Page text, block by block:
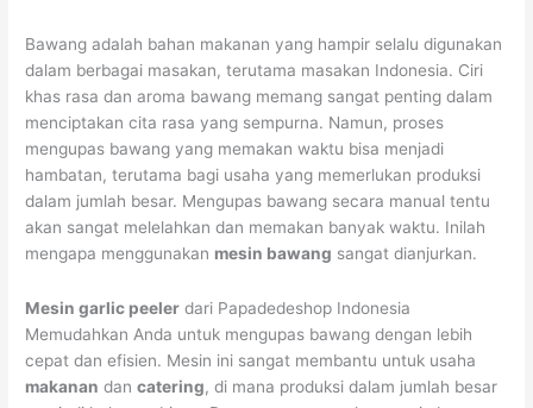
Bawang adalah bahan makanan yang hampir selalu digunakan
dalam berbagai masakan, terutama masakan Indonesia. Ciri
khas rasa dan aroma bawang memang sangat penting dalam
menciptakan cita rasa yang sempurna. Namun, proses
mengupas bawang yang memakan waktu bisa menjadi
hambatan, terutama bagi usaha yang memerlukan produksi
dalam jumlah besar. Mengupas bawang secara manual tentu
akan sangat melelahkan dan memakan banyak waktu. Inilah
mengapa menggunakan mesin bawang sangat dianjurkan.
Mesin garlic peeler dari Papadedeshop Indonesia
Memudahkan Anda untuk mengupas bawang dengan lebih
cepat dan efisien. Mesin ini sangat membantu untuk usaha
makanan dancatering, di mana produksi dalam jumlah besar